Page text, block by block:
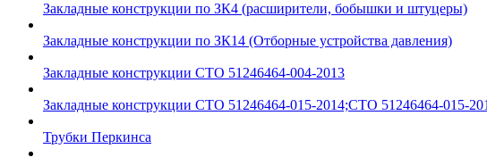
Закладные конструкции по ЗК4 (расширители, бобышки и штуцеры)
Закладные конструкции по ЗК14 (Отборные устройства давления)
Закладные конструкции СТО 51246464-004-2013
Закладные конструкции СТО 51246464-015-2014;СТО 51246464-015-
Трубки Перкинса